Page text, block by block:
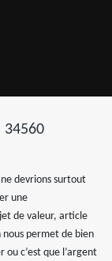
34560
devrions surtout
une
de valeur, article
permet de bien
c’est que l’argent